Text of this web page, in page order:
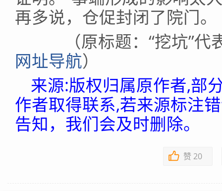
再多说，仓促封闭了院门
（原标题：“挖坑”代
网址导航）
来源:版权归属原作者,部
作者取得联系,若来源标注
告知，我们会及时删除。
赞 20